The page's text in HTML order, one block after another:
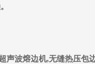
声波熔边机,无缝热压包